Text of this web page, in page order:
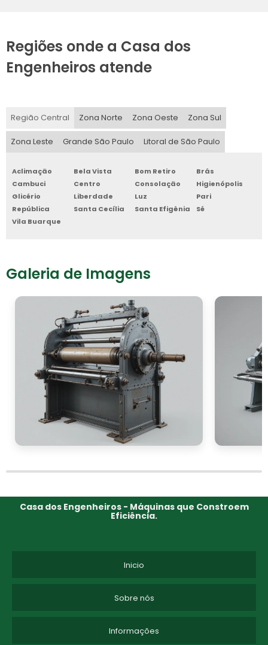
Regiões onde a Casa dos
Engenheiros atende
Região Central Zona Norte Zona Oeste Zona Sul
Zona Leste Grande São Paulo Litoral de São Paulo
Aclimação Bela Vista Bom Retiro
Brás
Cambuci
Centro Consolação
Higienópolis
Glicério
Liberdade Luz
Pari
República
Santa Cecília Santa Efigênia
Sé
Vila Buarque
Galeria de Imagens
Casa dos Engenheiros - Máquinas que Constroem
Eficiência.
Inicio
Sobre nós
Informações